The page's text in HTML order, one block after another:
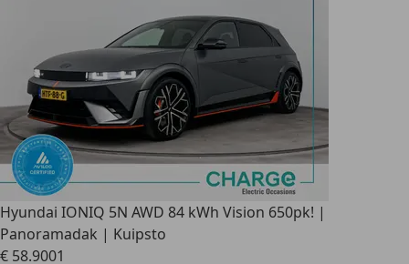
Hyundai IONIQ 5N AWD 84 kWh Vision 650pk! |
Panoramadak | Kuipsto
€ 58.9001